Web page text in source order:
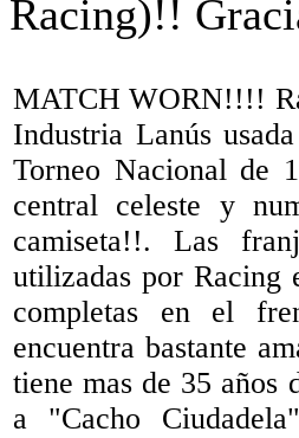
MATCH WORN!!!!
Industria Lanús
Torneo Nacional de
central celeste y
camiseta!!. Las
utilizadas por Racing
completas en el
encuentra bastante
tiene mas de 35 años
a "Cacho